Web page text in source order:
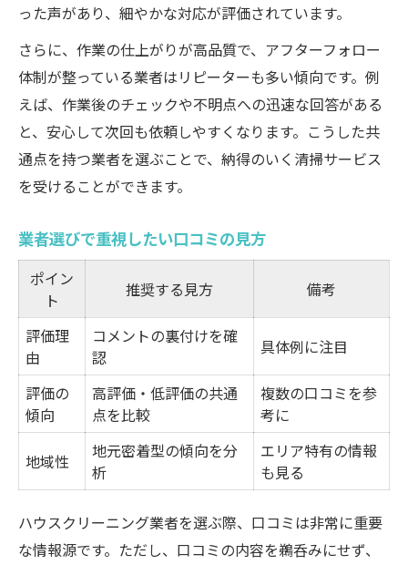
った声があり、細やかな対応が評価されています。
さらに、作業の仕上がりが高品質で、アフターフォロー
体制が整っている業者はリピーターも多い傾向です。例
えば、作業後のチェックや不明点への迅速な回答がある
と、安心して次回も依頼しやすくなります。こうした共
通点を持つ業者を選ぶことで、納得のいく清掃サービス
を受けることができます。
業者選びで重視したい口コミの見方
ポイン
ト
推奨する見方 備考
評価理
由
コメントの裏付けを確
認
具体例に注目
評価の
傾向
高評価・低評価の共通
点を比較
複数の口コミを参
考に
地域性
地元密着型の傾向を分
析
エリア特有の情報
も見る
ハウスクリーニング業者を選ぶ際、口コミは非常に重要
な情報源です。ただし、口コミの内容を鵜呑みにせず、